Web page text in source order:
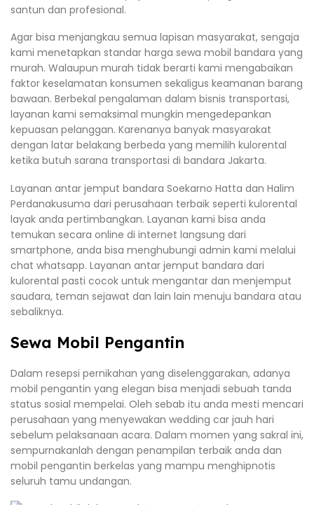
santun dan profesional.
Agar bisa menjangkau semua lapisan masyarakat, sengaja
kami menetapkan standar harga sewa mobil bandara yang
murah. Walaupun murah tidak berarti kami mengabaikan
faktor keselamatan konsumen sekaligus keamanan barang
bawaan. Berbekal pengalaman dalam bisnis transportasi,
layanan kami semaksimal mungkin mengedepankan
kepuasan pelanggan. Karenanya banyak masyarakat
dengan latar belakang berbeda yang memilih kulorental
ketika butuh sarana transportasi di bandara Jakarta.
Layanan antar jemput bandara Soekarno Hatta dan Halim
Perdanakusuma dari perusahaan terbaik seperti kulorental
layak anda pertimbangkan. Layanan kami bisa anda
temukan secara online di internet langsung dari
smartphone, anda bisa menghubungi admin kami melalui
chat whatsapp. Layanan antar jemput bandara dari
kulorental pasti cocok untuk mengantar dan menjemput
saudara, teman sejawat dan lain lain menuju bandara atau
sebaliknya.
Sewa Mobil Pengantin
Dalam resepsi pernikahan yang diselenggarakan, adanya
mobil pengantin yang elegan bisa menjadi sebuah tanda
status sosial mempelai. Oleh sebab itu anda mesti mencari
perusahaan yang menyewakan wedding car jauh hari
sebelum pelaksanaan acara. Dalam momen yang sakral ini,
sempurnakanlah dengan penampilan terbaik anda dan
mobil pengantin berkelas yang mampu menghipnotis
seluruh tamu undangan.